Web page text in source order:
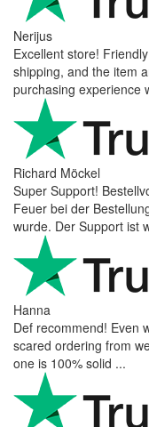
Nerijus
Excellent store!
shipping, and the item
purchasing experience
Richard Möckel
Super Support!
Feuer bei der
wurde. Der Support ist
Hanna
Def recommend! Even
scared ordering from
one is 100% solid ...